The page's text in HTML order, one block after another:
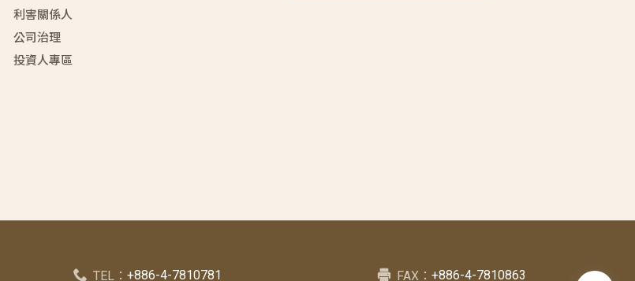
利害關係人
公司治理
投資人專區
TEL： +886-4-7810781 FAX：+886-4-7810863